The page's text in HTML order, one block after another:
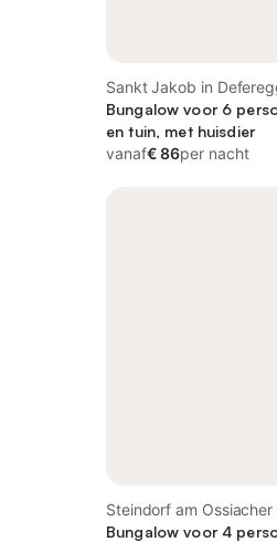
Sankt Jakob in
Oostenrijkse Alpen
Bungalow voor 6
en tuin, met huisdier
vanaf€ 86per nacht
Steindorf am Ossiacher
Karinthië
Bungalow voor 4